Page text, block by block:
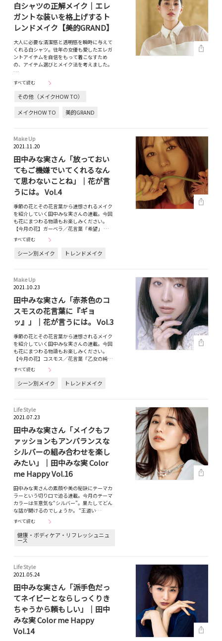
白シャツの正解メイク｜エレ
ガントな装いを格上げするト
レンドメイク【美的GRAND】
大人に必要な清潔感と透明感を瞬時に与えて
くれる白シャツ。往年の女優も愛したエレガ
ントアイテムを自信をもって着こなすため
の、アイテム選びとメイク法を考えました。
…
すべて読む
その他（メイクHOW TO）
メイクHOW TO
美的GRAND
Make Up
2021.11.20
田中みな実さん「放っておい
てもご機嫌でいてくれるなん
て思わないことね」｜花が言
うには。 Vol.4
季節の花とその花言葉から連想されるメイク
を紹介していく田中みな実さんの連載。今回
も花にまつわる物語もお楽しみください。
【今月の花】ガーベラ／花言葉「希望」 …
すべて読む
シーン別メイク トレンドメイク
Make Up
2021.10.23
田中みな実さん「赤茶色のコ
スモスの花言葉に『ギョ
ッ』」｜花が言うには。 Vol.3
季節の花とその花言葉から連想されるメイク
を紹介していく田中みな実さんの連載。今回
も花にまつわる物語もお楽しみください。
【今月の花】コスモス／花言葉「乙女の純…
すべて読む
シーン別メイク トレンドメイク
Life Style
2021.07.23
田中みな実さん「メイクもフ
ァッションもアンバランスな
シルバーの組み合わせを楽し
みたい」｜田中みな実 Color
me Happy Vol.16
田中みな実さんの素顔や美の秘訣にテーマカ
ラーという切り口で迫る連載。今月のテーマ
カラーは生意気な“シルバー”。果たしてどん
な話が聞けるのでしょうか。 “王道い…
すべて読む
健康・ボディケア・リフレッシュニュ
ース
Life Style
2021.05.24
田中みな実さん「派手色だっ
てネイビーとならしっくりき
ちゃうから頼もしい」｜田中
みな実 Color me Happy
Vol.14